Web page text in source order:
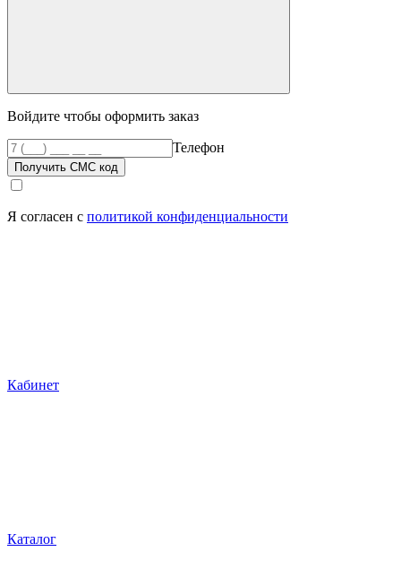
Войдите чтобы оформить заказ
Телефон
Получить СМС код
Я согласен с политикой конфиденциальности
Кабинет
Каталог